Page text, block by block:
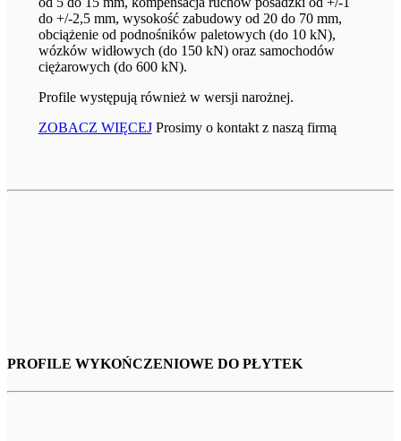
do +/-2,5 mm, wysokość zabudowy od 20 do 70 mm,
obciążenie od podnośników paletowych (do 10 kN),
wózków widłowych (do 150 kN) oraz samochodów
ciężarowych (do 600 kN).
Profile występują również w wersji narożnej.
ZOBACZ WIĘCEJ Prosimy o kontakt z naszą firmą
PROFILE WYKOŃCZENIOWE DO PŁYTEK